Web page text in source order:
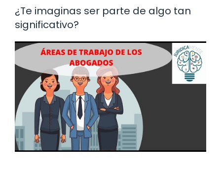
¿Te imaginas ser parte de algo tan
significativo?